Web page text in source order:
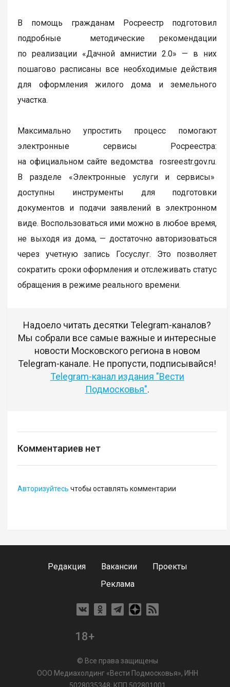
В помощь гражданам Росреестр подготовил
подробные методические рекомендации
по реализации «Дачной амнистии 2.0» — в них
пошагово расписаны все необходимые действия
для оформления жилого дома и земельного
участка.
Максимально упростить процесс помогают
электронные сервисы Росреестра:
на официальном сайте ведомства rosreestr.gov.ru.
В разделе «Электронные услуги и сервисы»
доступны инструменты для подготовки
документов и подачи заявлений в электронном
виде. Воспользоваться ими можно в любое время,
не выходя из дома, — достаточно авторизоваться
через учетную запись Госуслуг. Это позволяет
сократить сроки оформления и отслеживать статус
обращения в режиме реального времени.
Надоело читать десятки Telegram-каналов?
Мы собрали все самые важные и интересные
новости Московского региона в новом
Telegram-канале. Не пропусти, подписывайся!
Telegram-канал издания "Вести
Подмосковья".
Комментариев нет
Авторизуйтесь чтобы оставлять комментарии
Редакция Вакансии
Проекты
Реклама
18+
© Все права защищены
ООО Медиахолдинг «Вести Подмосковья», ИНН